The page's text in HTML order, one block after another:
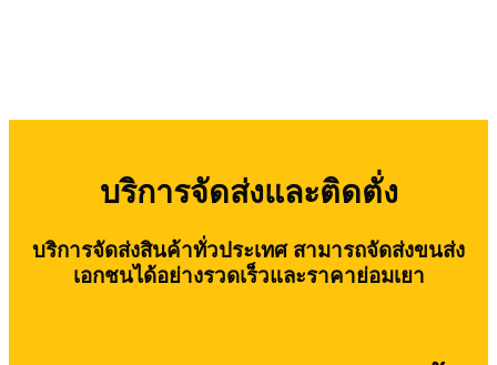
บริการจัดส่งและติดตั่ง
บริการจัดส่งสินค้าทั่วประเทศ สามารถจัดส่งขนส่ง
เอกชนได้อย่างรวดเร็วและราคาย่อมเยา